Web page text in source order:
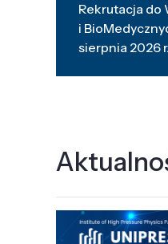
Rekrutacja do
i
sierpnia 2026 r.